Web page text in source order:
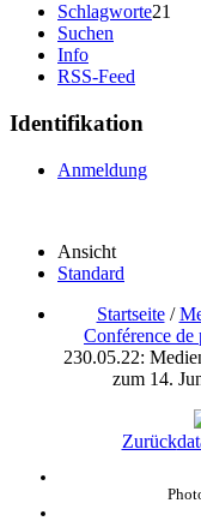
Schlagworte21
Suchen
Info
RSS-Feed
Identifikation
Anmeldung
Ansicht
Standard
Startseite/
Conférence de
230.05.22:
zum 14.
Zurück